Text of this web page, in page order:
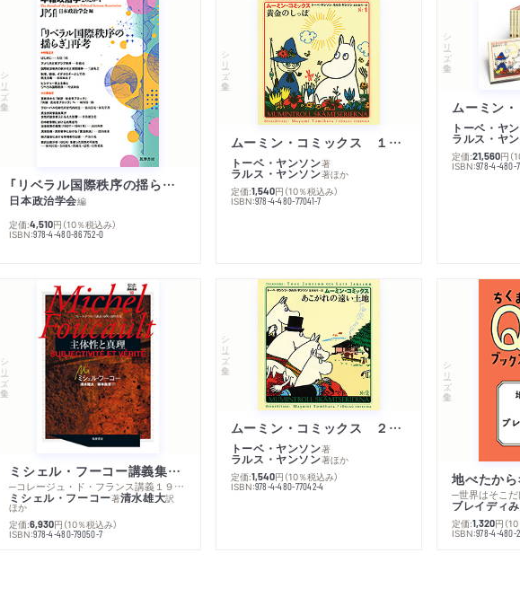
シリーズ・全集
「リベラル国際秩序の揺らぎ」再考 年報政治学２０２６‐Ⅰ
日本政治学会編
定価:4,510円 （10％税込み）
ISBN:978-4-480-86752-0
シリーズ・全集
ムーミン・コミックス １ 黄金のしっぽ
トーベ・ヤンソン著
ラルス・ヤンソン著ほか
定価:1,540円 （10％税込み）
ISBN:978-4-480-77041-7
シリーズ・全集
トーベ・ヤ
ラルス・ヤ
定価:21,560円
ISBN:978-4-480-
シリーズ・全集
ミシェル・フーコー講義集成１０ 主体性と真理
─コレージュ・ド・フランス講義１９８０－１９８１年度
ミシェル・フーコー著清水雄大訳
ほか
定価:6,930円 （10％税込み）
ISBN:978-4-480-79050-7
シリーズ・全集
ムーミン・コミックス ２ あこがれの遠い土地
トーベ・ヤンソン著
ラルス・ヤンソン著ほか
定価:1,540円 （10％税込み）
ISBN:978-4-480-77042-4
シリーズ・全集
地べたか
─世界はそこ
ブレイディ
定価:1,320円 （
ISBN:978-4-480-